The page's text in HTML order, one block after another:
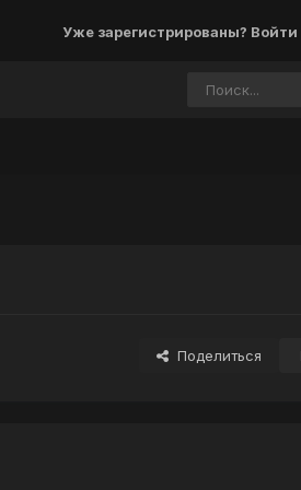
Уже зарегистрированы? Войти
Поделиться